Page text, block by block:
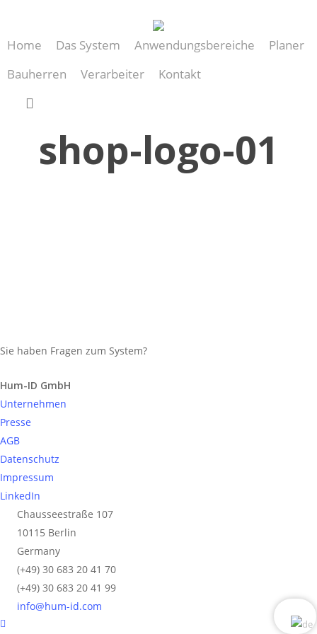
main
Home Das System Anwendungsbereiche
Planer
Bauherren
Verarbeiter Kontakt
shop-logo-01
Sie haben Fragen zum System?
Hum-ID GmbH
Unternehmen
Presse
AGB
Datenschutz
Impressum
LinkedIn
Chausseestraße 107
10115 Berlin
Germany
(+49) 30 683 20 41 70
(+49) 30 683 20 41 99
info@hum-id.com